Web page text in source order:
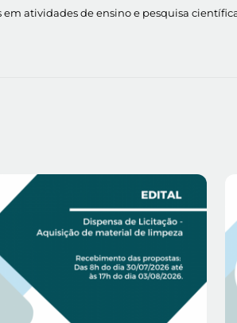
atividades de ensino e pesquisa